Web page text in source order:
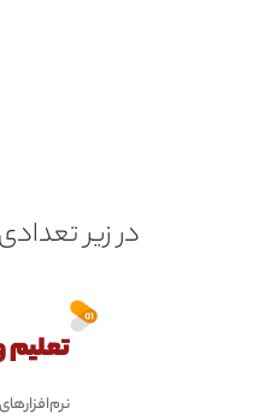
در زیر
تعلیم